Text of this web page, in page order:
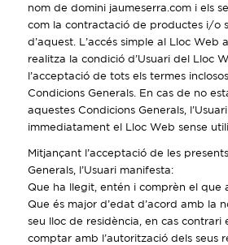
nom de domini jaumeserra.com i els
com la contractació de productes i/o
d’aquest. L’accés simple al Lloc Web
realitza la condició d’Usuari del Lloc
l’acceptació de tots els termes
Condicions Generals. En cas de no
aquestes Condicions Generals,
immediatament el Lloc Web sense
Mitjançant l’acceptació de les
Generals, l’Usuari manifesta:
Que ha llegit, entén i comprèn el que
Que és major d’edat d’acord amb la
seu lloc de residència, en cas contrari
comptar amb l’autorització dels seus